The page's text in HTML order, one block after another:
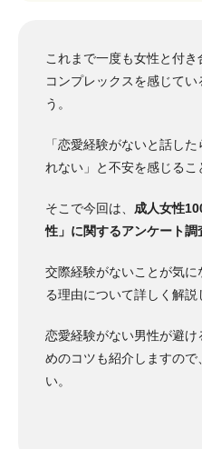
これまで一度も女性と付き
コンプレックスを感じて
う。
「恋愛経験がないと話し
れない」と不安を感じるこ
そこで今回は、 成人女性
性」に関するアンケート調
交際経験がないことが気
る理由について詳しく解説
恋愛経験がない男性が避
めのコツも紹介しますので
い。